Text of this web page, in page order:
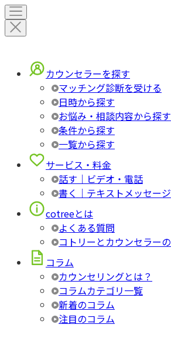
カウンセラーを探す
マッチング診断を受ける
日時から探す
お悩み・相談内容から探す
条件から探す
一覧から探す
サービス・料金
話す｜ビデオ・電話
書く｜テキストメッセージ
cotreeとは
よくある質問
コトリーとカウンセラー
コラム
カウンセリングとは？
コラムカテゴリ一覧
新着のコラム
注目のコラム